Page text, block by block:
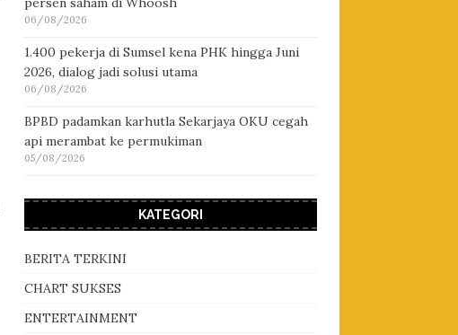
06/08/2026
1.400 pekerja di Sumsel kena PHK hingga Juni
2026, dialog jadi solusi utama
06/08/2026
BPBD padamkan karhutla Sekarjaya OKU cegah
api merambat ke permukiman
05/08/2026
KATEGORI
BERITA TERKINI
CHART SUKSES
ENTERTAINMENT